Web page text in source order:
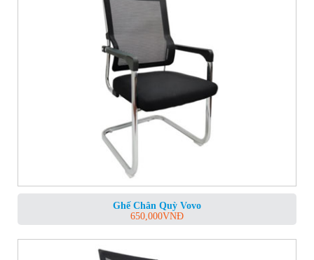
Ghế Chân Quỳ Vovo
650,000VNĐ